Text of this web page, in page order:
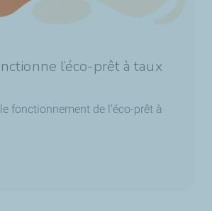
l’éco-prêt à taux
fonctionnement de l’éco-prêt à